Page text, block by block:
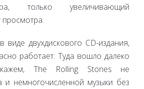
только увеличивающий
просмотра.
виде двухдискового CD-издания,
работает. Туда вошло далеко
The Rolling Stones не
и немногочисленной музыки без